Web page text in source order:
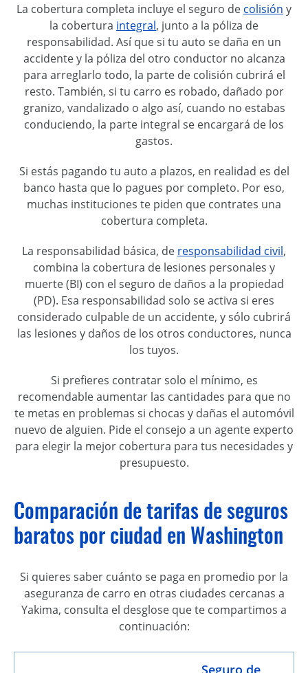
La cobertura completa incluye el seguro de colisión y
la cobertura integral, junto a la póliza de
responsabilidad. Así que si tu auto se daña en un
accidente y la póliza del otro conductor no alcanza
para arreglarlo todo, la parte de colisión cubrirá el
resto. También, si tu carro es robado, dañado por
granizo, vandalizado o algo así, cuando no estabas
conduciendo, la parte integral se encargará de los
gastos.
Si estás pagando tu auto a plazos, en realidad es del
banco hasta que lo pagues por completo. Por eso,
muchas instituciones te piden que contrates una
cobertura completa.
La responsabilidad básica, de responsabilidad civil,
combina la cobertura de lesiones personales y
muerte (BI) con el seguro de daños a la propiedad
(PD). Esa responsabilidad solo se activa si eres
considerado culpable de un accidente, y sólo cubrirá
las lesiones y daños de los otros conductores, nunca
los tuyos.
Si prefieres contratar solo el mínimo, es
recomendable aumentar las cantidades para que no
te metas en problemas si chocas y dañas el automóvil
nuevo de alguien. Pide el consejo a un agente experto
para elegir la mejor cobertura para tus necesidades y
presupuesto.
Comparación de tarifas de seguros
baratos por ciudad en Washington
Si quieres saber cuánto se paga en promedio por la
aseguranza de carro en otras ciudades cercanas a
Yakima, consulta el desglose que te compartimos a
continuación:
Seguro de